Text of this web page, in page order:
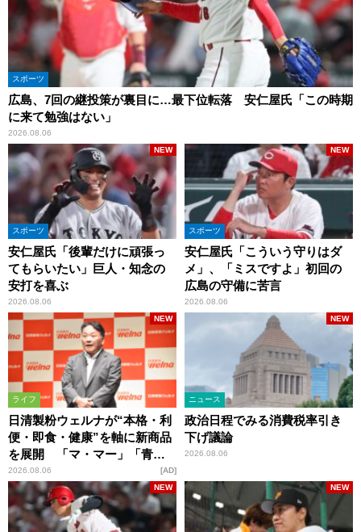
スポーツ
広島、7回の継投策が裏目に…最下位転落 安仁屋氏「この時期
に来て勉強はない」
2026.08.06
スポーツ
安仁屋氏「後輩だけに頑張っ
てもらいたい」巨人・知念の
安打を喜ぶ
2026.08.06
NEW
スポーツ
安仁屋氏「こういう守りはダ
メ」、「ミスですよ」初回の
広島の守備に苦言
2026.08.06
NEW
ライフ
日清製粉ウェルナが“本格・利
便・即食・健康”を軸に新商品
を展開 「マ・マー」「青の
洞窟」ブランドを強化
2026.08.06
NEW
AD
ニュース
政治日程でみる消費税率引き
下げ議論
2026.08.06
NEW
NEW NEW